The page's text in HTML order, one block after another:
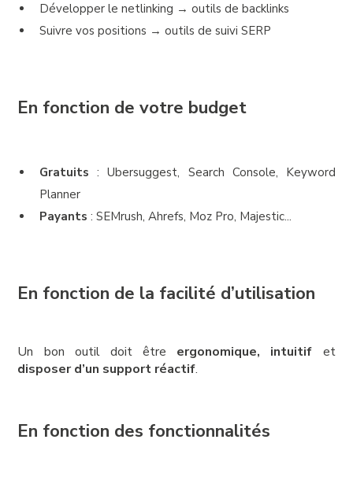
Développer le netlinking → outils de backlinks
Suivre vos positions → outils de suivi SERP
En fonction de votre budget
Gratuits : Ubersuggest, Search Console, Keyword
Planner
Payants : SEMrush, Ahrefs, Moz Pro, Majestic...
En fonction de la facilité d’utilisation
Un bon outil doit être ergonomique, intuitif et
disposer d’un support réactif.
En fonction des fonctionnalités